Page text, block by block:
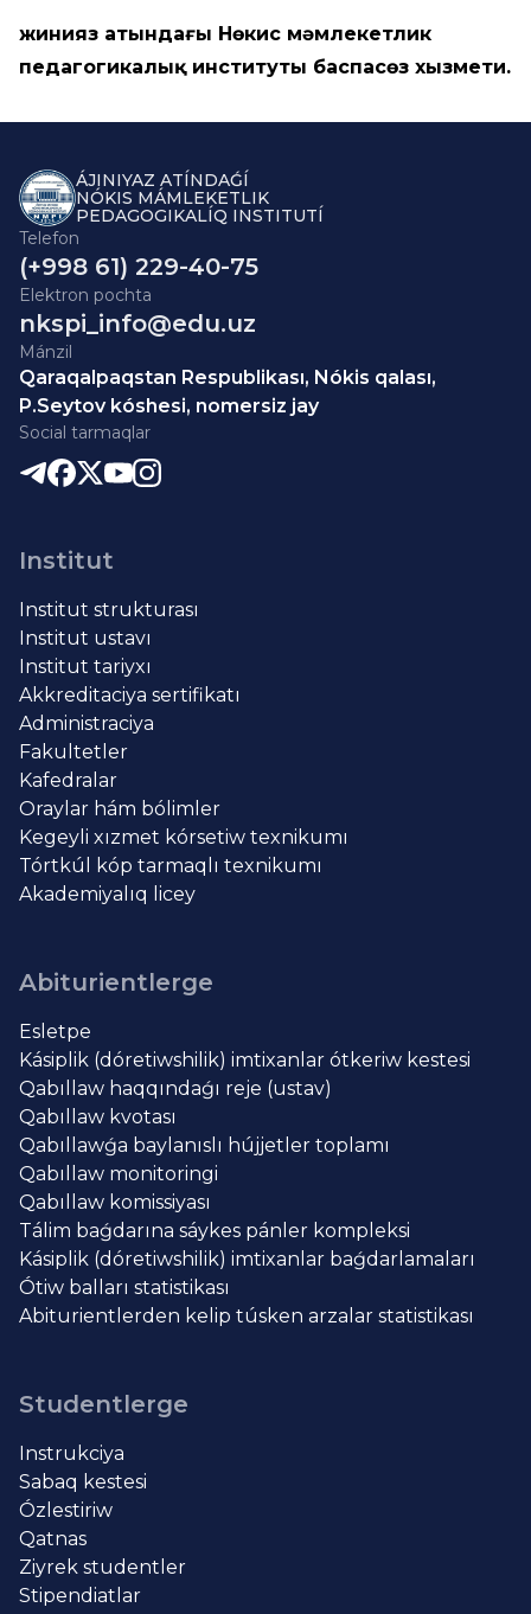
Әжинияз атындағы Нөкис мәмлекетлик
педагогикалық институты баспасөз хызмети.
ÁJINIYAZ ATÍNDAǴÍ
NÓKIS MÁMLEKETLIK
PEDAGOGIKALÍQ INSTITUTÍ
Telefon
(+998 61) 229-40-75
Elektron pochta
nkspi_info@edu.uz
Mánzil
Qaraqalpaqstan Respublikası, Nókis qalası,
P.Seytov kóshesi, nomersiz jay
Social tarmaqlar
Institut
Institut strukturası
Institut ustavı
Institut tariyxı
Akkreditaciya sertifikatı
Administraciya
Fakultetler
Kafedralar
Oraylar hám bólimler
Kegeyli xızmet kórsetiw texnikumı
Tórtkúl kóp tarmaqlı texnikumı
Akademiyalıq licey
Abiturientlerge
Esletpe
Kásiplik (dóretiwshilik) imtixanlar ótkeriw kestesi
Qabıllaw haqqındaǵı reje (ustav)
Qabıllaw kvotası
Qabıllawǵa baylanıslı hújjetler toplamı
Qabıllaw monitoringi
Qabıllaw komissiyası
Tálim baǵdarına sáykes pánler kompleksi
Kásiplik (dóretiwshilik) imtixanlar baǵdarlamaları
Ótiw balları statistikası
Abiturientlerden kelip túsken arzalar statistikası
Studentlerge
Instrukciya
Sabaq kestesi
Ózlestiriw
Qatnas
Ziyrek studentler
Stipendiatlar